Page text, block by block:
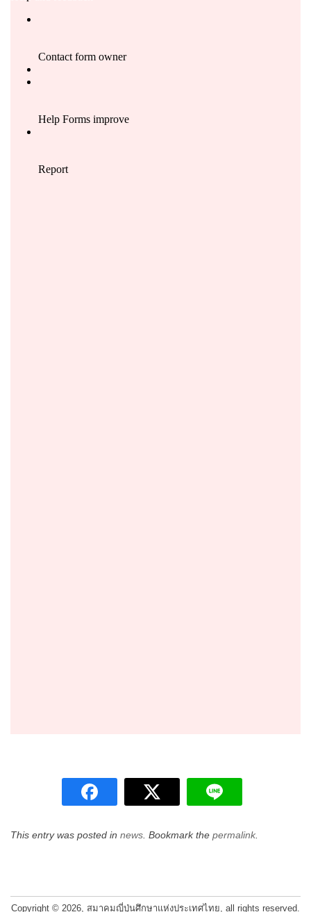
This entry was posted in news. Bookmark the permalink.
Copyright © 2026, สมาคมญี่ปุ่นศึกษาแห่งประเทศไทย, all rights reserved.